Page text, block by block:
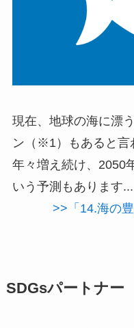
現在、地球の海に漂
ン（※1）もあると言
年々増え続け、2050
いう予測もあります...
>>「14.海の
SDGsパートナー